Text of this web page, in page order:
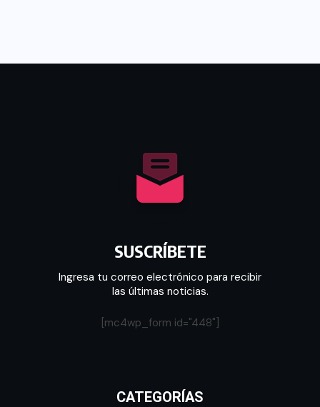
SUSCRÍBETE
Ingresa tu correo electrónico para recibir
las últimas noticias.
[mc4wp_form id="448"]
CATEGORÍAS